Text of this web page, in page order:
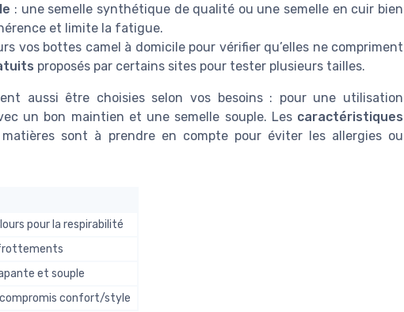
: une semelle synthétique de qualité ou une semelle en cuir bien
et limite la fatigue.
vos bottes camel à domicile pour vérifier qu’elles ne compriment
proposés par certains sites pour tester plusieurs tailles.
aussi être choisies selon vos besoins : pour une utilisation
un bon maintien et une semelle souple. Les caractéristiques
sont à prendre en compte pour éviter les allergies ou
pour la respirabilité
et souple
compromis confort/style